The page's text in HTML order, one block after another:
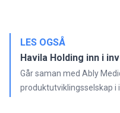
LES OGSÅ
Havila Holding inn i
Går saman med Ably
produktutviklingsselskap i